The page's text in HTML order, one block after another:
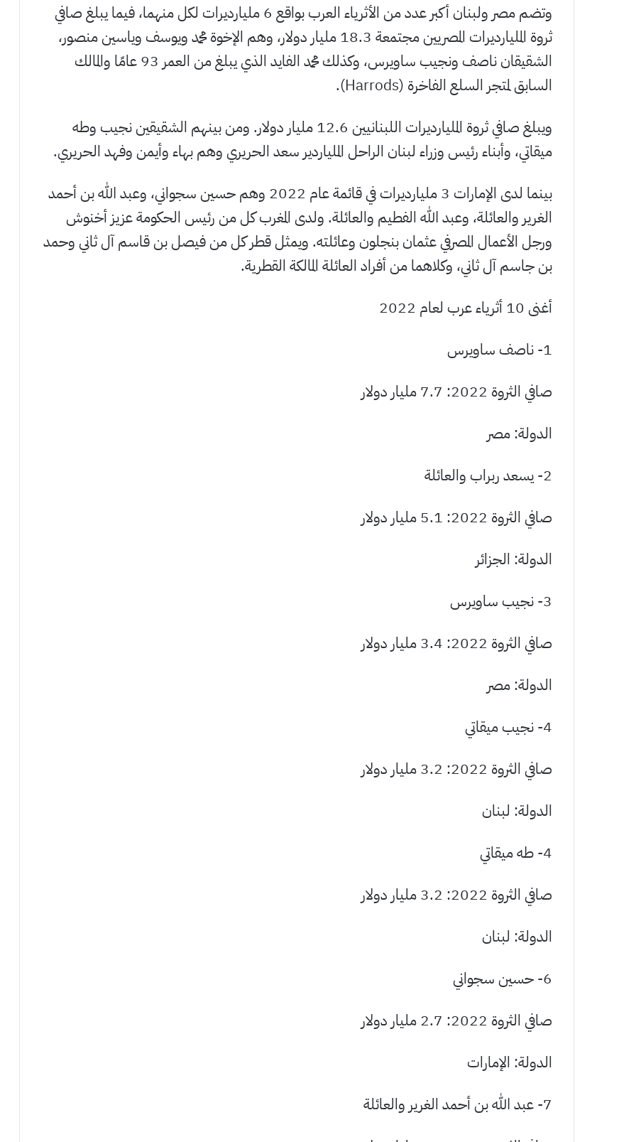
وتضم مصر ولبنان أكبر عدد من الأثرياء العرب بواقع 6 مليارديرات لكل منهما، فيما يبلغ صافي
ثروة المليارديرات المصريين مجتمعة 18.3 مليار دولار، وهم الإخوة محمد ويوسف وياسين منصور،
الشقيقان ناصف ونجيب ساويرس، وكذلك محمد الفايد الذي يبلغ من العمر 93 عامًا والمالك
السابق لمتجر السلع الفاخرة (Harrods).
ويبلغ صافي ثروة المليارديرات اللبنانيين 12.6 مليار دولار. ومن بينهم الشقيقين نجيب وطه
ميقاتي، وأبناء رئيس وزراء لبنان الراحل الملياردير سعد الحريري وهم بهاء وأيمن وفهد الحريري.
بينما لدى الإمارات 3 مليارديرات في قائمة عام 2022 وهم حسين سجواني، وعبد الله بن أحمد
الغرير والعائلة، وعبد الله الفطيم والعائلة. ولدى المغرب كل من رئيس الحكومة عزيز أخنوش
ورجل الأعمال المصرفي عثمان بنجلون وعائلته. ويمثل قطر كل من فيصل بن قاسم آل ثاني وحمد
بن جاسم آل ثاني، وكلاهما من أفراد العائلة المالكة القطرية.
أغنى 10 أثرياء عرب لعام 2022
1- ناصف ساويرس
صافي الثروة 2022: 7.7 مليار دولار
الدولة: مصر
2- يسعد ربراب والعائلة
صافي الثروة 2022: 5.1 مليار دولار
الدولة: الجزائر
3- نجيب ساويرس
صافي الثروة 2022: 3.4 مليار دولار
الدولة: مصر
4- نجيب ميقاتي
صافي الثروة 2022: 3.2 مليار دولار
الدولة: لبنان
4- طه ميقاتي
صافي الثروة 2022: 3.2 مليار دولار
الدولة: لبنان
6- حسين سجواني
صافي الثروة 2022: 2.7 مليار دولار
الدولة: الإمارات
7- عبد الله بن أحمد الغرير والعائلة